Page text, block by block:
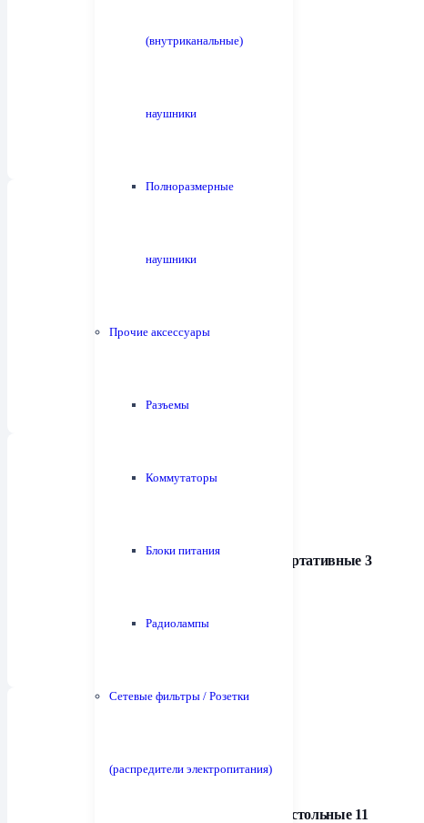
(внутриканальные)
наушники
Полноразмерные
наушники
Прочие аксессуары
Разъемы
Коммутаторы
Блоки питания
Радиолампы
Сетевые фильтры / Розетки
(распредители электропитания)
Усилители мощности
Усилители для наушников портативные 3
Усилители для наушников настольные 11